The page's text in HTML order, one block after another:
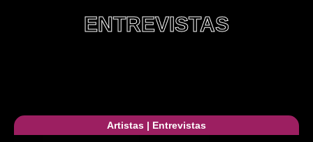
ENTREVISTAS
Artistas | Entrevistas